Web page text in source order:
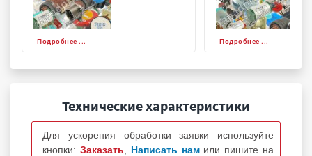
Подробнее ... Подробнее ...
Технические характеристики
Для ускорения обработки заявки используйте
кнопки: Заказать Написать нам или пишите на